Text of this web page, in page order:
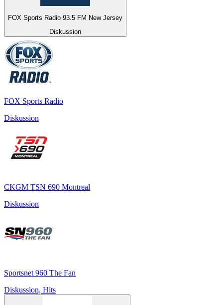
FOX Sports Radio 93.5 FM New Jersey
Diskussion
FOX Sports Radio
Diskussion
CKGM TSN 690 Montreal
Diskussion
Sportsnet 960 The Fan
Diskussion, Hits